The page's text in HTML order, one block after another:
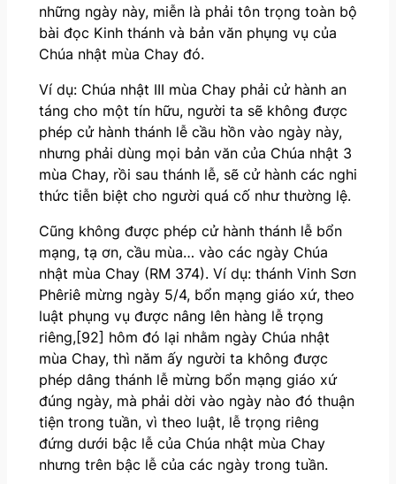
những ngày này, miễn là phải tôn trọng toàn bộ
bài đọc Kinh thánh và bản văn phụng vụ của
Chúa nhật mùa Chay đó.
Ví dụ: Chúa nhật III mùa Chay phải cử hành an
táng cho một tín hữu, người ta sẽ không được
phép cử hành thánh lễ cầu hồn vào ngày này,
nhưng phải dùng mọi bản văn của Chúa nhật 3
mùa Chay, rồi sau thánh lễ, sẽ cử hành các nghi
thức tiễn biệt cho người quá cố như thường lệ.
Cũng không được phép cử hành thánh lễ bổn
mạng, tạ ơn, cầu mùa… vào các ngày Chúa
nhật mùa Chay (RM 374). Ví dụ: thánh Vinh Sơn
Phêriê mừng ngày 5/4, bổn mạng giáo xứ, theo
luật phụng vụ được nâng lên hàng lễ trọng
riêng,[92] hôm đó lại nhằm ngày Chúa nhật
mùa Chay, thì năm ấy người ta không được
phép dâng thánh lễ mừng bổn mạng giáo xứ
đúng ngày, mà phải dời vào ngày nào đó thuận
tiện trong tuần, vì theo luật, lễ trọng riêng
đứng dưới bậc lễ của Chúa nhật mùa Chay
nhưng trên bậc lễ của các ngày trong tuần.